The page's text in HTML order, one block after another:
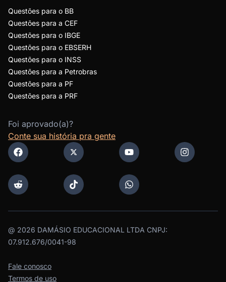
Questões para o BB
Questões para a CEF
Questões para o IBGE
Questões para o EBSERH
Questões para o INSS
Questões para a Petrobras
Questões para a PF
Questões para a PRF
Foi aprovado(a)?
Conte sua história pra gente
@ 2026 DAMÁSIO EDUCACIONAL LTDA CNPJ:
07.912.676/0041-98
Fale conosco
Termos de uso